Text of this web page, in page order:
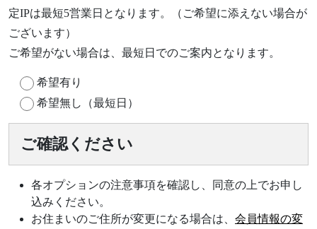
定IPは最短5営業日となります。（ご希望に添えない場合が
ございます）
ご希望がない場合は、最短日でのご案内となります。
希望有り
希望無し（最短日）
ご確認ください
各オプションの注意事項を確認し、同意の上でお申し
込みください。
お住まいのご住所が変更になる場合は、 会員情報の変